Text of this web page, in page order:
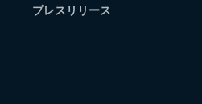
プレスリリース